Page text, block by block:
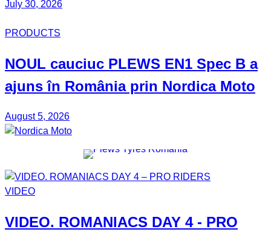
July 30, 2026
PRODUCTS
NOUL cauciuc PLEWS EN1 Spec B a
ajuns în România prin Nordica Moto
August 5, 2026
VIDEO
VIDEO. ROMANIACS DAY 4- PRO